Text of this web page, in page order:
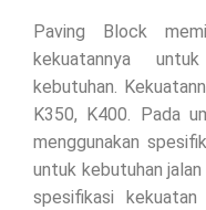
Paving Block
kekuatannya
kebutuhan.
K350, K400. Pada
menggunakan
untuk kebutuhan
spesifikasi